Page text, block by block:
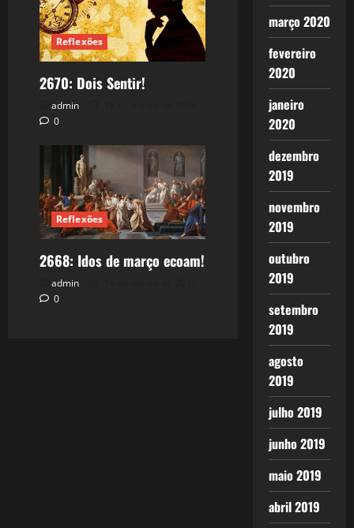
Reflexões
2670: Dois Sentir!
admin
0
Reflexões
2668: Idos de março ecoam!
admin
0
março 2020
fevereiro
2020
janeiro
2020
dezembro
2019
novembro
2019
outubro
2019
setembro
2019
agosto
2019
julho 2019
junho 2019
maio 2019
abril 2019